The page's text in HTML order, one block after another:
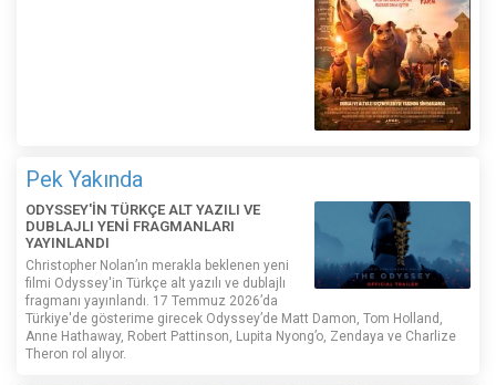
Pek Yakında
ODYSSEY'İN TÜRKÇE ALT YAZILI VE
DUBLAJLI YENİ FRAGMANLARI
YAYINLANDI
Christopher Nolan’ın merakla beklenen yeni
filmi Odyssey'in Türkçe alt yazılı ve dublajlı
fragmanı yayınlandı. 17 Temmuz 2026’da
Türkiye'de gösterime girecek Odyssey’de Matt Damon, Tom Holland,
Anne Hathaway, Robert Pattinson, Lupita Nyong’o, Zendaya ve Charlize
Theron rol alıyor.